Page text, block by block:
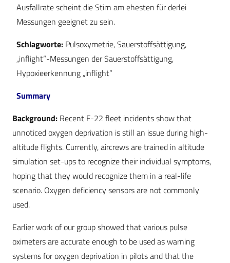
Ausfallrate scheint die Stirn am ehesten für derlei
Messungen geeignet zu sein.
Schlagworte: Pulsoxymetrie, Sauerstoffsättigung,
„inflight“-Messungen der Sauerstoffsättigung,
Hypoxieerkennung „inflight“
Summary
Background: Recent F-22 fleet incidents show that
unnoticed oxygen deprivation is still an issue during high-
altitude flights. Currently, aircrews are trained in altitude
simulation set-ups to recognize their individual symptoms,
hoping that they would recognize them in a real-life
scenario. Oxygen deficiency sensors are not commonly
used.
Earlier work of our group showed that various pulse
oximeters are accurate enough to be used as warning
systems for oxygen deprivation in pilots and that the